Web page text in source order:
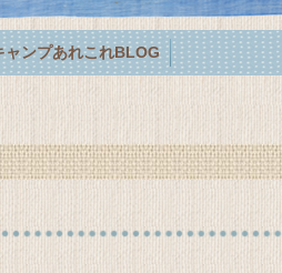
ャンプあれこれBLOG